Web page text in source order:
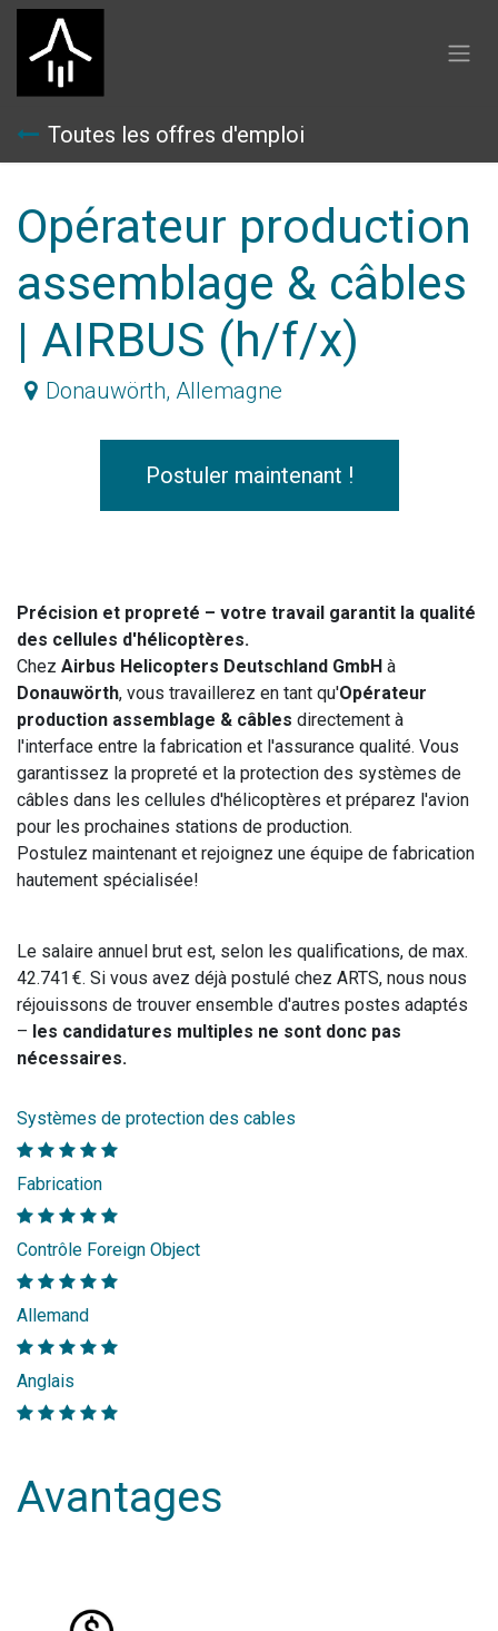
Se rendre au contenu
Toutes les offres d'emploi
Opérateur production
assemblage & câbles
| AIRBUS (h/f/x)
Donauwörth, Allemagne
Postuler maintenant !
Précision et propreté – votre travail garantit la qualité
des cellules d'hélicoptères.
Chez Airbus Helicopters Deutschland GmbH à
Donauwörth, vous travaillerez en tant qu'Opérateur
production assemblage & câbles directement à
l'interface entre la fabrication et l'assurance qualité. Vous
garantissez la propreté et la protection des systèmes de
câbles dans les cellules d'hélicoptères et préparez l'avion
pour les prochaines stations de production.
Postulez maintenant et rejoignez une équipe de fabrication
hautement spécialisée!
Le salaire annuel brut est, selon les qualifications, de max.
42.741 €. Si vous avez déjà postulé chez ARTS, nous nous
réjouissons de trouver ensemble d'autres postes adaptés
– les candidatures multiples ne sont donc pas
nécessaires.
Systèmes de protection des cables
Fabrication
Contrôle Foreign Object
Allemand
Anglais
Avantages